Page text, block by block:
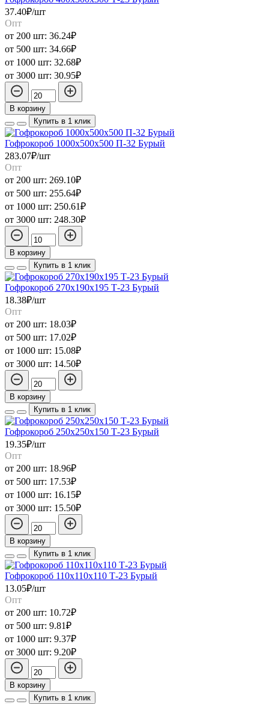
37.40₽/шт
Опт
от 200 шт: 36.24₽
от 500 шт: 34.66₽
от 1000 шт: 32.68₽
от 3000 шт: 30.95₽
В корзину
Купить в 1 клик
Гофрокороб 1000х500х500 П-32 Бурый
283.07₽/шт
Опт
от 200 шт: 269.10₽
от 500 шт: 255.64₽
от 1000 шт: 250.61₽
от 3000 шт: 248.30₽
В корзину
Купить в 1 клик
Гофрокороб 270х190х195 Т-23 Бурый
18.38₽/шт
Опт
от 200 шт: 18.03₽
от 500 шт: 17.02₽
от 1000 шт: 15.08₽
от 3000 шт: 14.50₽
В корзину
Купить в 1 клик
Гофрокороб 250х250х150 Т-23 Бурый
19.35₽/шт
Опт
от 200 шт: 18.96₽
от 500 шт: 17.53₽
от 1000 шт: 16.15₽
от 3000 шт: 15.50₽
В корзину
Купить в 1 клик
Гофрокороб 110х110х110 Т-23 Бурый
13.05₽/шт
Опт
от 200 шт: 10.72₽
от 500 шт: 9.81₽
от 1000 шт: 9.37₽
от 3000 шт: 9.20₽
В корзину
Купить в 1 клик